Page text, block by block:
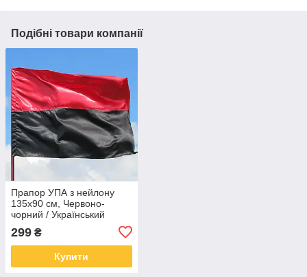
Подібні товари компанії
Прапор УПА з нейлону
135х90 см, Червоно-
чорний / Український
299 ₴
Купити